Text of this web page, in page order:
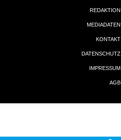
REDAKTION
MEDIADATEN
KONTAKT
DATENSCHUTZ
IMPRESSUM
AGB